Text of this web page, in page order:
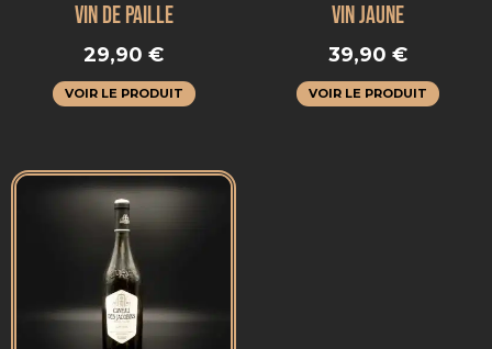
VIN DE PAILLE
29,90€
VOIR LE PRODUIT
VIN JAUNE
39,90€
VOIR LE PRODUIT